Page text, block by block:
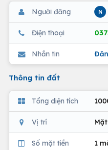
Người đăng N
Điện thoại
Nhắn tin
Thông tin đất
Tổng diện tích
Vị trí
Số mặt tiền 1